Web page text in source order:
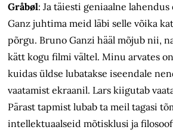
Gråbøl: Ja täiesti geniaalne
Ganz juhtima meid läbi selle võika
põrgu. Bruno Ganzi hääl mõjub nii,
kätt kogu filmi vältel. Minu arvates
kuidas üldse lubatakse iseendale
vaatamist ekraanil. Lars kiigutab
Pärast tapmist lubab ta meil tagasi
intellektuaalseid mõtisklusi ja